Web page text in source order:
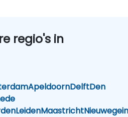
regio's in
ApeldoornDelftDen
LeidenMaastrichtNieuwegein